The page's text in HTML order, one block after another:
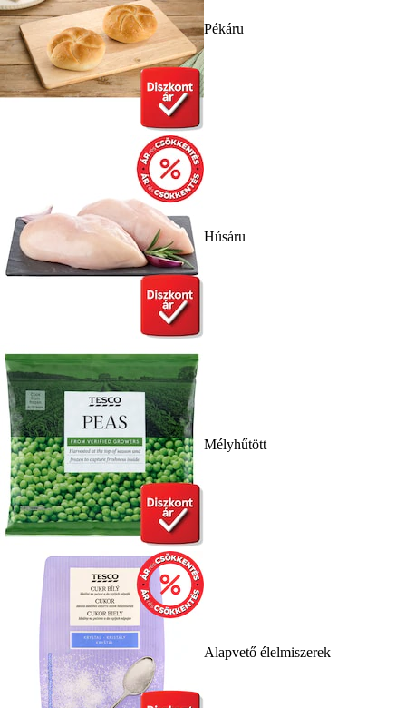
Pékáru
Húsáru
Mélyhűtött
Alapvető élelmiszerek